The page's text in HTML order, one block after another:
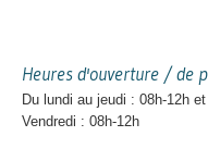
Heures d'ouverture / de
Du lundi au jeudi : 08h-12h
Vendredi : 08h-12h